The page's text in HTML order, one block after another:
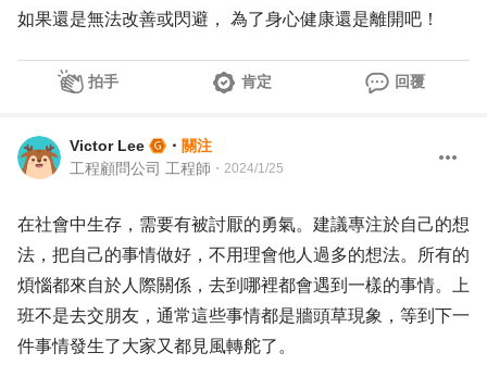
如果還是無法改善或閃避， 為了身心健康還是離開吧！
拍手 肯定 回覆
Victor Lee ・ 關注
工程顧問公司 工程師 ・ 2024/1/25
在社會中生存，需要有被討厭的勇氣。建議專注於自己的想
法，把自己的事情做好，不用理會他人過多的想法。所有的
煩惱都來自於人際關係，去到哪裡都會遇到一樣的事情。上
班不是去交朋友，通常這些事情都是牆頭草現象，等到下一
件事情發生了大家又都見風轉舵了。